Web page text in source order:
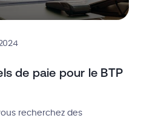
de paie pour le BTP
recherchez des